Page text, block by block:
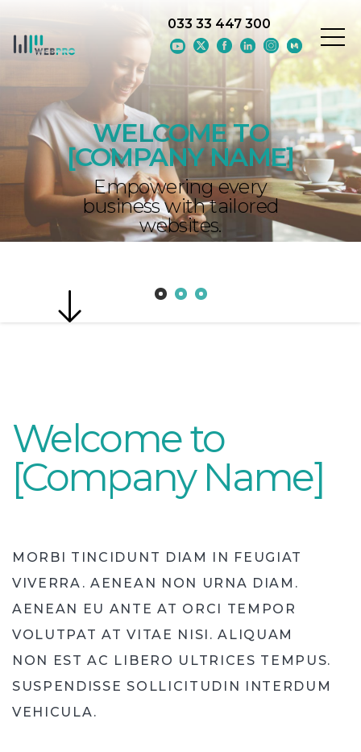
033 33 447 300
WELCOME TO
[COMPANY NAME]
Empowering every
business with tailored
websites.
Welcome to
[Company Name]
MORBI TINCIDUNT DIAM IN FEUGIAT
VIVERRA. AENEAN NON URNA DIAM.
AENEAN EU ANTE AT ORCI TEMPOR
VOLUTPAT AT VITAE NISI. ALIQUAM
NON EST AC LIBERO ULTRICES TEMPUS.
SUSPENDISSE SOLLICITUDIN INTERDUM
VEHICULA.